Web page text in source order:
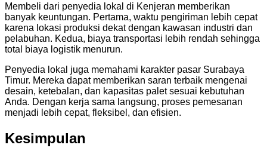
Membeli dari penyedia lokal di Kenjeran memberikan
banyak keuntungan. Pertama, waktu pengiriman lebih cepat
karena lokasi produksi dekat dengan kawasan industri dan
pelabuhan. Kedua, biaya transportasi lebih rendah sehingga
total biaya logistik menurun.
Penyedia lokal juga memahami karakter pasar Surabaya
Timur. Mereka dapat memberikan saran terbaik mengenai
desain, ketebalan, dan kapasitas palet sesuai kebutuhan
Anda. Dengan kerja sama langsung, proses pemesanan
menjadi lebih cepat, fleksibel, dan efisien.
Kesimpulan